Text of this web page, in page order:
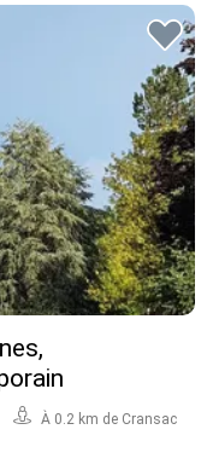
À 0.2 km de Cransac